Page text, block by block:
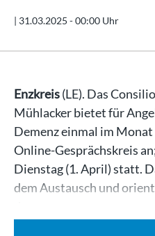
| 31.03.2025 - 00:00 Uhr
Enzkreis(LE). Das
Mühlacker bietet für
Demenz einmal im
Online-Gesprächskreis
Dienstag (1. April) statt.
dem Austausch und